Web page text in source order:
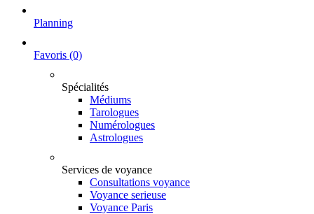
Planning
Favoris (0)
Spécialités
Médiums
Tarologues
Numérologues
Astrologues
Services de voyance
Consultations voyance
Voyance serieuse
Voyance Paris